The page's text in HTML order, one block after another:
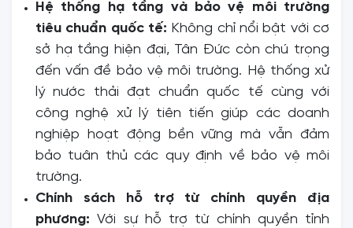
Hệ thống hạ tầng và bảo vệ môi trường
tiêu chuẩn quốc tế: Không chỉ nổi bật với cơ
sở hạ tầng hiện đại, Tân Đức còn chú trọng
đến vấn đề bảo vệ môi trường. Hệ thống xử
lý nước thải đạt chuẩn quốc tế cùng với
công nghệ xử lý tiên tiến giúp các doanh
nghiệp hoạt động bền vững mà vẫn đảm
bảo tuân thủ các quy định về bảo vệ môi
trường.
Chính sách hỗ trợ từ chính quyền địa
phương:Với sự hỗ trợ từ chính quyền tỉnh